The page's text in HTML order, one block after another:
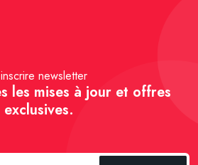
newsletter
les mises à jour et offres
exclusives.